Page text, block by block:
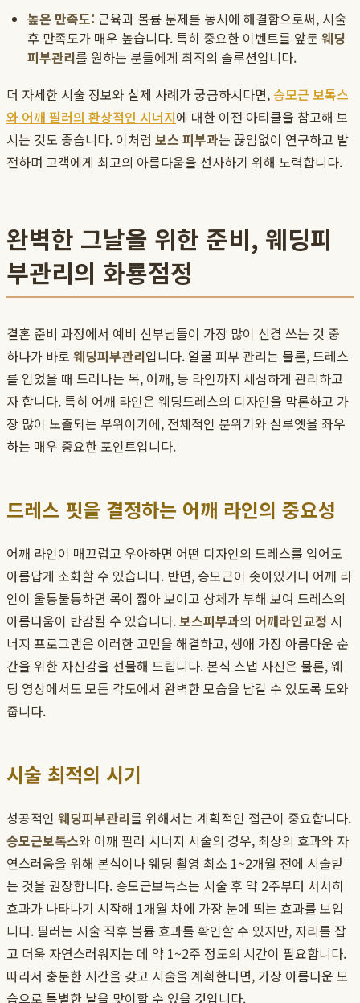
높은 만족도: 근육과 볼륨 문제를 동시에 해결함으로써, 시술
후 만족도가 매우 높습니다. 특히 중요한 이벤트를 앞둔 웨딩
피부관리를 원하는 분들에게 최적의 솔루션입니다.
더 자세한 시술 정보와 실제 사례가 궁금하시다면,승모근 보톡스
와 어깨 필러의 환상적인 시너지에 대한 이전 아티클을 참고해 보
시는 것도 좋습니다. 이처럼 보스 피부과는 끊임없이 연구하고 발
전하며 고객에게 최고의 아름다움을 선사하기 위해 노력합니다.
완벽한 그날을 위한 준비, 웨딩피
부관리의 화룡점정
결혼 준비 과정에서 예비 신부님들이 가장 많이 신경 쓰는 것 중
하나가 바로 웨딩피부관리입니다. 얼굴 피부 관리는 물론, 드레스
를 입었을 때 드러나는 목, 어깨, 등 라인까지 세심하게 관리하고
자 합니다. 특히 어깨 라인은 웨딩드레스의 디자인을 막론하고 가
장 많이 노출되는 부위이기에, 전체적인 분위기와 실루엣을 좌우
하는 매우 중요한 포인트입니다.
드레스 핏을 결정하는 어깨 라인의 중요성
어깨 라인이 매끄럽고 우아하면 어떤 디자인의 드레스를 입어도
아름답게 소화할 수 있습니다. 반면, 승모근이 솟아있거나 어깨 라
인이 울퉁불퉁하면 목이 짧아 보이고 상체가 부해 보여 드레스의
아름다움이 반감될 수 있습니다.보스피부과의 어깨라인교정 시
너지 프로그램은 이러한 고민을 해결하고, 생애 가장 아름다운 순
간을 위한 자신감을 선물해 드립니다. 본식 스냅 사진은 물론, 웨
딩 영상에서도 모든 각도에서 완벽한 모습을 남길 수 있도록 도와
줍니다.
시술 최적의 시기
성공적인 웨딩피부관리를 위해서는 계획적인 접근이 중요합니다.
승모근보톡스와 어깨 필러 시너지 시술의 경우, 최상의 효과와 자
연스러움을 위해 본식이나 웨딩 촬영 최소 1~2개월 전에 시술받
는 것을 권장합니다. 승모근보톡스는 시술 후 약 2주부터 서서히
효과가 나타나기 시작해 1개월 차에 가장 눈에 띄는 효과를 보입
니다. 필러는 시술 직후 볼륨 효과를 확인할 수 있지만, 자리를 잡
고 더욱 자연스러워지는 데 약 1~2주 정도의 시간이 필요합니다.
따라서 충분한 시간을 갖고 시술을 계획한다면, 가장 아름다운 모
습으로 특별한 날을 맞이할 수 있을 것입니다.